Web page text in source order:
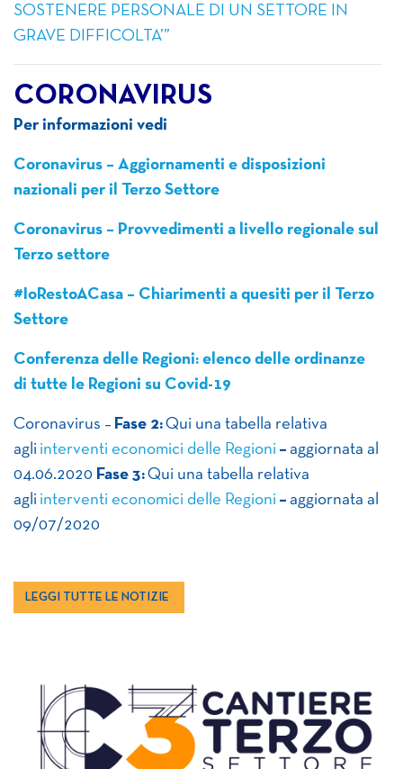
SOSTENERE PERSONALE DI UN SETTORE IN
GRAVE DIFFICOLTA’”
CORONAVIRUS
Per informazioni vedi
Coronavirus – Aggiornamenti e disposizioni
nazionali per il Terzo Settore
Coronavirus – Provvedimenti a livello regionale sul
Terzo settore
#IoRestoACasa – Chiarimenti a quesiti per il Terzo
Settore
Conferenza delle Regioni: elenco delle ordinanze
di tutte le Regioni su Covid-19
Coronavirus – Fase 2:Qui una tabella relativa
agli interventi economici delle Regioni – aggiornata al
04.06.2020 Fase 3:Qui una tabella relativa
agli interventi economici delle Regioni – aggiornata al
09/07/2020
LEGGI TUTTE LE NOTIZIE